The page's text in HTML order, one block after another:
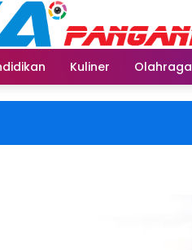
Kuliner Olahraga